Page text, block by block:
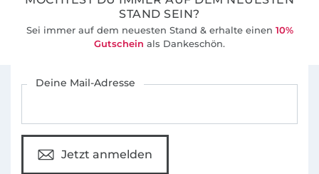
STAND SEIN?
Sei immer auf dem neuesten Stand & erhalte einen 10%
Gutschein als Dankeschön.
Deine Mail-Adresse
Jetzt anmelden